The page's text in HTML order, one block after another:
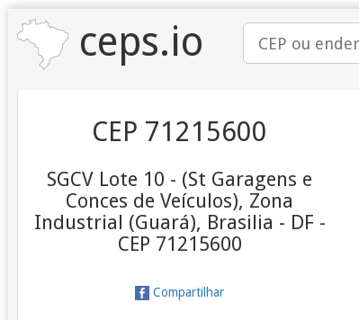
ceps.io
CEP 71215600
SGCV Lote 10 - (St Garagens e
Conces de Veículos), Zona
Industrial (Guará), Brasilia - DF -
CEP 71215600
Compartilhar